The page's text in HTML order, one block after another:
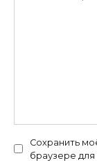
Сохранить
браузере